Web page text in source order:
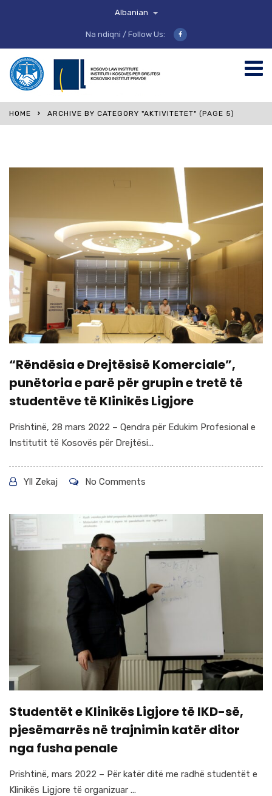
Albanian
Na ndiqni / Follow Us:
HOME ARCHIVE BY CATEGORY "AKTIVITETET" (PAGE 5)
“Rëndësia e Drejtësisë Komerciale”,
punëtoria e parë për grupin e tretë të
studentëve të Klinikës Ligjore
Prishtinë, 28 mars 2022 – Qendra për Edukim Profesional e
Institutit të Kosovës për Drejtësi...
Yll Zekaj No Comments
Studentët e Klinikës Ligjore të IKD-së,
pjesëmarrës në trajnimin katër ditor
nga fusha penale
Prishtinë, mars 2022 – Për katër ditë me radhë studentët e
Klinikës Ligjore të organizuar ...